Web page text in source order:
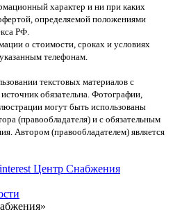
характер и ни при каких
определяемой положениями
РФ.
о стоимости, сроках и условиях
телефонам.
текстовых материалов с
обязательна. Фотографии,
могут быть использованы
(правообладателя) и с обязательным
Автором (правообладателем) является